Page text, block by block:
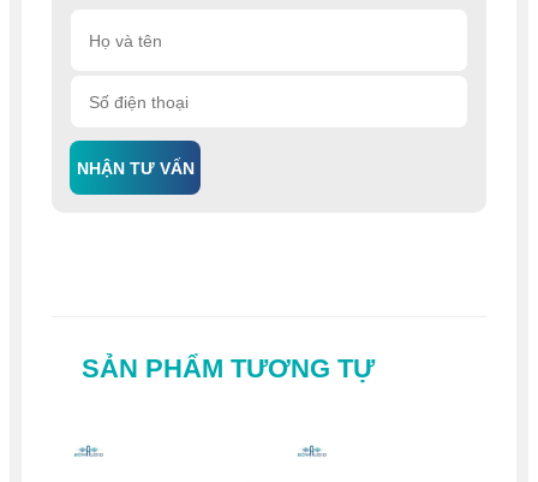
NHẬN TƯ VẤN
SẢN PHẨM TƯƠNG TỰ